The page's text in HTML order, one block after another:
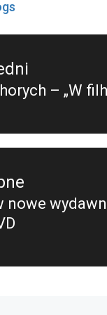
– „W
nowe